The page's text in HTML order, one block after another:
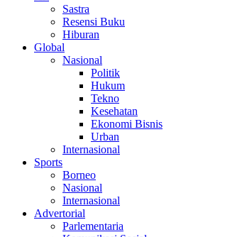
Sastra
Resensi Buku
Hiburan
Global
Nasional
Politik
Hukum
Tekno
Kesehatan
Ekonomi Bisnis
Urban
Internasional
Sports
Borneo
Nasional
Internasional
Advertorial
Parlementaria